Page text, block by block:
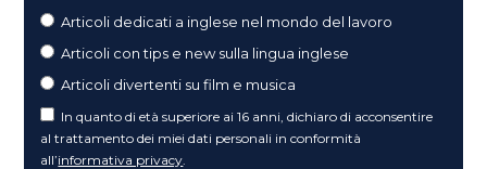
Articoli dedicati a inglese nel mondo del lavoro
Articoli con tips e new sulla lingua inglese
Articoli divertenti su film e musica
In quanto di età superiore ai 16 anni, dichiaro di acconsentire
al trattamento dei miei dati personali in conformità
all’informativa privacy